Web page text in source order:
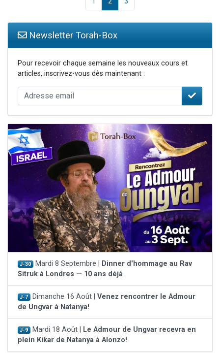
Newsletter Torah-Box
Pour recevoir chaque semaine les nouveaux cours et
articles, inscrivez-vous dès maintenant :
J-30 Mardi 8 Septembre |
Dinner d'hommage au Rav
Sitruk à Londres — 10 ans déjà
J-7 Dimanche 16 Août | Venez rencontrer le Admour
de Ungvar à Natanya!
J-9 Mardi 18 Août |
Le Admour de Ungvar recevra en
plein Kikar de Natanya à Alonzo!